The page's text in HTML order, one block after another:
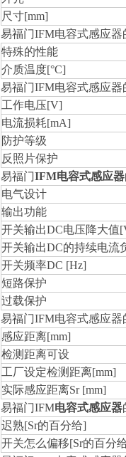
尺寸[mm]
易福门IFM电容式感应器
特殊的性能
介质温度[°C]
易福门IFM电容式感应器
工作电压[V]
电流损耗[mA]
防护等级
反照片保护
易福门IFM电容式感应器
电气设计
输出功能
开关输出DC电压降大值
开关输出DC的持续电流
开关频率DC [Hz]
短路保护
过载保护
易福门IFM电容式感应器
感应距离[mm]
检测距离可设
工厂设定检测距离[mm]
实际感应距离Sr [mm]
易福门IFM电容式感应器
迟熟[Sr的百分给]
开关怎么偏移[Sr的百分